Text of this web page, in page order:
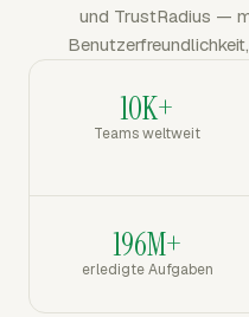
und TrustRadius —
10K+
Teams weltweit
196M+
erledigte Aufgaben